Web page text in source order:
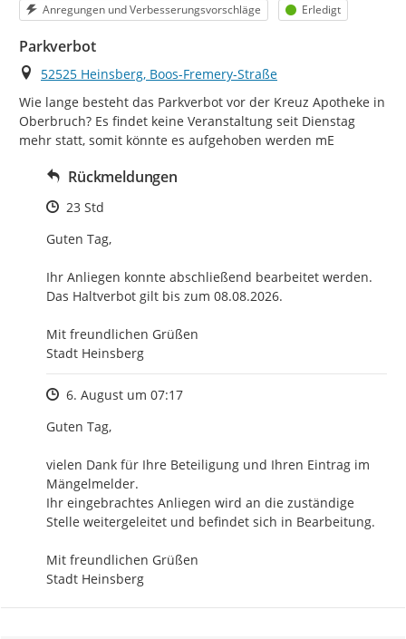
Kategorie
Anregungen und Verbesserungsvorschläge Status
Erledigt
Parkverbot
Ort
52525 Heinsberg, Boos-Fremery-Straße
Wie lange besteht das Parkverbot vor der Kreuz Apotheke in
Oberbruch? Es findet keine Veranstaltung seit Dienstag
mehr statt, somit könnte es aufgehoben werden mE
Rückmeldungen
Zeitpunkt des Erstellens
23 Std
Guten Tag,
Ihr Anliegen konnte abschließend bearbeitet werden.
Das Haltverbot gilt bis zum 08.08.2026.
Mit freundlichen Grüßen
Stadt Heinsberg
Zeitpunkt des Erstellens
6. August um 07:17
Guten Tag,
vielen Dank für Ihre Beteiligung und Ihren Eintrag im
Mängelmelder.
Ihr eingebrachtes Anliegen wird an die zuständige
Stelle weitergeleitet und befindet sich in Bearbeitung.
Mit freundlichen Grüßen
Stadt Heinsberg